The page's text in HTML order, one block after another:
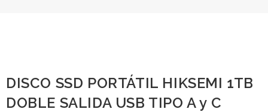
DISCO SSD PORTÁTIL HIKSEMI 1TB
DOBLE SALIDA USB TIPO A y C